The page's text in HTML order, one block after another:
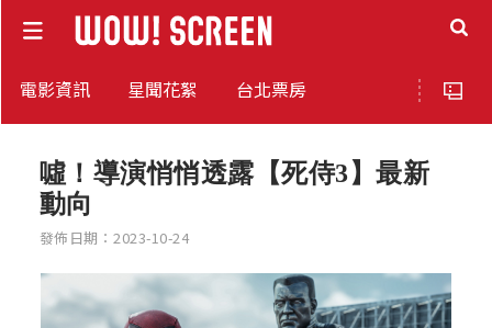
電影資訊 星聞花絮 台北票房
噓！導演悄悄透露【死侍3】最新
動向
發佈日期：2023-10-24